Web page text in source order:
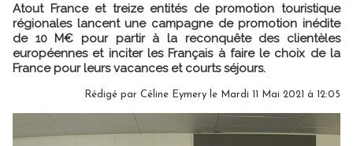
Atout France et treize entités de promotion touristique
régionales lancent une campagne de promotion inédite
de 10 M€ pour partir à la reconquête des clientèles
européennes et inciter les Français à faire le choix de la
France pour leurs vacances et courts séjours.
Rédigé par Céline Eymery le Mardi 11 Mai 2021 à 12:05